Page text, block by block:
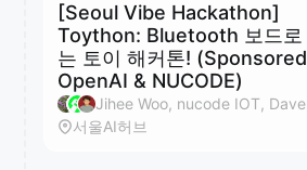
[Seoul Vibe Hackathon]
Toython: Bluetooth 보드로
는 토이 해커톤!
OpenAI & NUCODE)
서울AI허브